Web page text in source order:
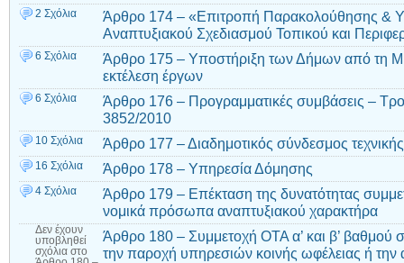
2 Σχόλια
Άρθρο 174 – «Επιτροπή Παρακολούθησης &
Αναπτυξιακού Σχεδιασμού Τοπικού και
6 Σχόλια
Άρθρο 175 – Υποστήριξη των Δήμων από τη
εκτέλεση έργων
6 Σχόλια
Άρθρο 176 – Προγραμματικές συμβάσεις –
3852/2010
10 Σχόλια Άρθρο 177 – Διαδημοτικός σύνδεσμος
16 Σχόλια Άρθρο 178 – Υπηρεσία Δόμησης
4 Σχόλια
Άρθρο 179 – Επέκταση της δυνατότητας
νομικά πρόσωπα αναπτυξιακού χαρακτήρα
Δεν έχουν
υποβληθεί
σχόλια στο
Άρθρο 180 – Συμμετοχή ΟΤΑ α’ και β’ βαθμού
την παροχή υπηρεσιών κοινής ωφέλειας ή